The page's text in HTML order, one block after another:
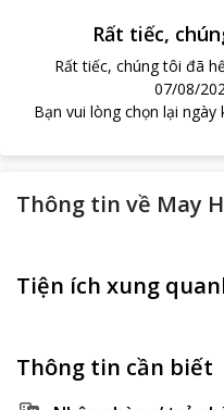
Rất tiếc,
Rất tiếc, chúng tôi đã
07/08/
Bạn vui lòng chọn lại
Thông tin về May
Tiện ích xung
Thông tin cần biết